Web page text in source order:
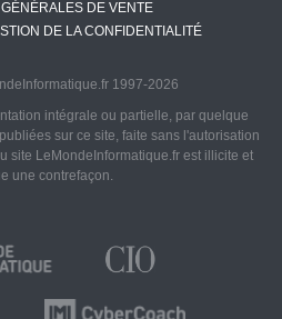
DE VENTE
DE LA CONFIDENTIALITÉ
1997-2026
intégrale ou partielle, par quelque
sur ce site, faite sans l'autorisation
site LeMondeInformatique.fr est illicite et
une contrefaçon.